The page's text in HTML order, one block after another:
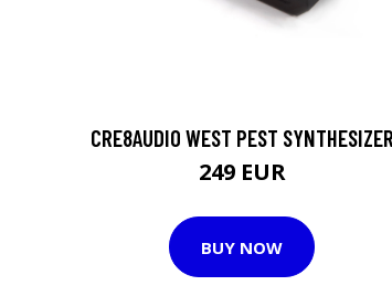
CRE8AUDIO WEST PEST SYNTHESIZER
249 EUR
BUY NOW